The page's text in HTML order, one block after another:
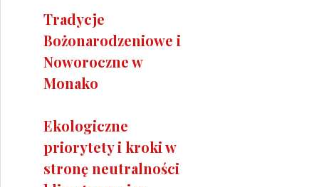
Tradycje
Bożonarodzeniowe i
Noworoczne w
Monako
Ekologiczne
priorytety i kroki w
stronę neutralności